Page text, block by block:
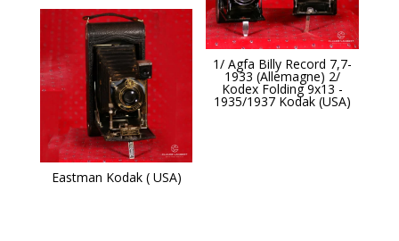
1/ Agfa Billy Record 7,7-
1933 (Allemagne) 2/
Kodex Folding 9x13 -
1935/1937 Kodak (USA)
Eastman Kodak ( USA)